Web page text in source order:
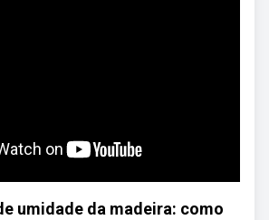
umidade da madeira: como